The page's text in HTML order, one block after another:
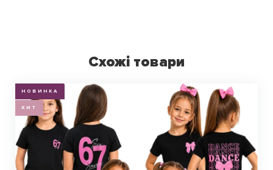
Схожі товари
НОВИНКА
ХИТ